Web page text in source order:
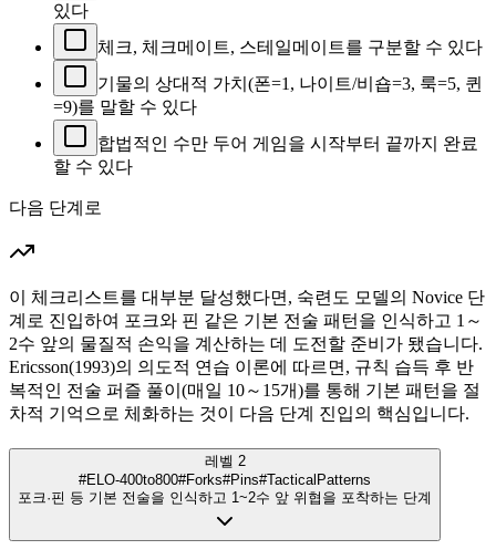
있다
체크, 체크메이트, 스테일메이트를 구분할 수 있다
기물의 상대적 가치(폰=1, 나이트/비숍=3, 룩=5, 퀸
=9)를 말할 수 있다
합법적인 수만 두어 게임을 시작부터 끝까지 완료
할 수 있다
다음 단계로
이 체크리스트를 대부분 달성했다면, 숙련도 모델의 Novice 단
계로 진입하여 포크와 핀 같은 기본 전술 패턴을 인식하고 1～
2수 앞의 물질적 손익을 계산하는 데 도전할 준비가 됐습니다.
Ericsson(1993)의 의도적 연습 이론에 따르면, 규칙 습득 후 반
복적인 전술 퍼즐 풀이(매일 10～15개)를 통해 기본 패턴을 절
차적 기억으로 체화하는 것이 다음 단계 진입의 핵심입니다.
레벨 2
#ELO-400to800#Forks#Pins#TacticalPatterns
포크·핀 등 기본 전술을 인식하고 1~2수 앞 위협을 포착하는 단계